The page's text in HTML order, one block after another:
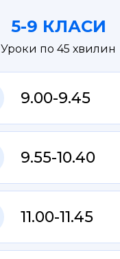
5-9 КЛАСИ
Уроки по 45 хвилин
9.00-9.45
9.55-10.40
11.00-11.45